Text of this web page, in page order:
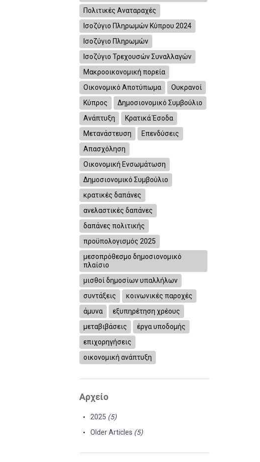
Πολιτικές Αναταραχές
Ισοζύγιο Πληρωμών Κύπρου 2024
Ισοζύγιο Πληρωμών
Ισοζύγιο Τρεχουσών Συναλλαγών
Μακροοικονομική πορεία
Οικονομικό Αποτύπωμα
Ουκρανοί
Κύπρος
Δημοσιονομικό Συμβούλιο
Ανάπτυξη
Κρατικά Έσοδα
Μετανάστευση
Επενδύσεις
Απασχόληση
Οικονομική Ενσωμάτωση
Δημοσιονομικό Συμβούλιο
κρατικές δαπάνες
ανελαστικές δαπάνες
δαπάνες πολιτικής
προϋπολογισμός 2025
μεσοπρόθεσμο δημοσιονομικό
πλαίσιο
μισθοί δημοσίων υπαλλήλων
συντάξεις
κοινωνικές παροχές
άμυνα
εξυπηρέτηση χρέους
μεταβιβάσεις
έργα υποδομής
επιχορηγήσεις
οικονομική ανάπτυξη
Αρχείο
2025 (5)
Older Articles (5)